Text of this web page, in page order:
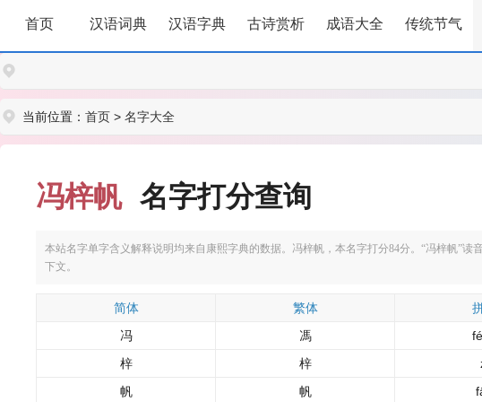
首页 汉语词典 汉语字典 古诗赏析 成语大全 传统节气
当前位置： 首页 > 名字大全
冯梓帆 名字打分查询
本站名字单字含义解释说明均来自康熙字典的数据。冯梓帆，本名字打分84分。“冯梓帆”
下文。
简体 繁体
冯
馮
梓
梓
帆
帆